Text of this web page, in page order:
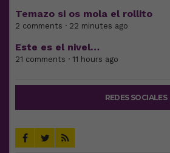
Temazo si os mola el rollito
2 comments · 22 minutes ago
Este es el nivel…
21 comments · 11 hours ago
REDES SOCIALES